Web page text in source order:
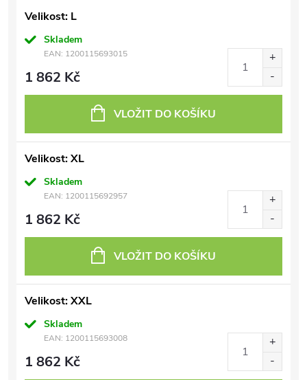
Velikost: L
Skladem
EAN: 1200115693015
1 862 Kč
VLOŽIT DO KOŠÍKU
Velikost: XL
Skladem
EAN: 1200115692957
1 862 Kč
VLOŽIT DO KOŠÍKU
Velikost: XXL
Skladem
EAN: 1200115693008
1 862 Kč